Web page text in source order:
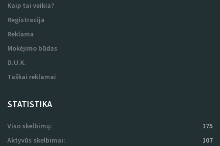
Kaip tai veikia?
Registracija
Reklama
Mokėjimo būdas
D.U.K.
Taškai reklamai
STATISTIKA
Viso skelbimų:
175
Aktyvūs skelbimai:
107